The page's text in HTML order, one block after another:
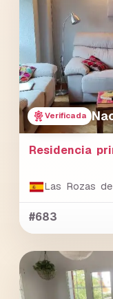
Verificada
Residencia
Las Rozas
#683